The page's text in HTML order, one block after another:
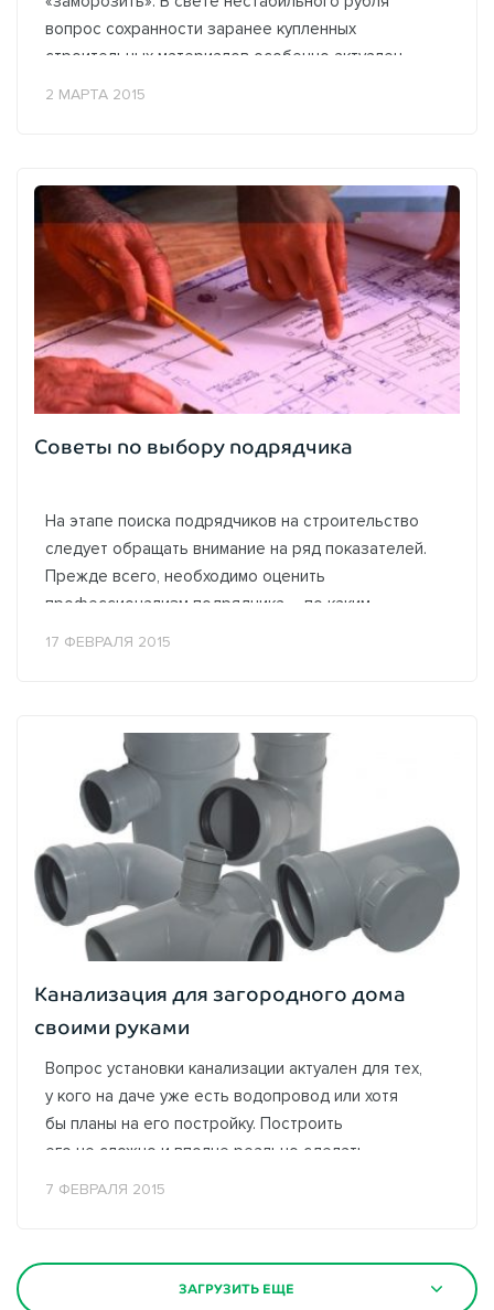
вопрос сохранности заранее купленных
строительных материалов особенно актуален.
2 МАРТА 2015
Советы по выбору подрядчика
На этапе поиска подрядчиков на строительство
следует обращать внимание на ряд показателей.
Прежде всего, необходимо оценить
профессионализм подрядчика – по каким
17 ФЕВРАЛЯ 2015
Канализация для загородного дома
своими руками
Вопрос установки канализации актуален для тех,
у кого на даче уже есть водопровод или хотя
бы планы на его постройку. Построить
его не сложно и вполне реально сделать
7 ФЕВРАЛЯ 2015
ЗАГРУЗИТЬ ЕЩЕ